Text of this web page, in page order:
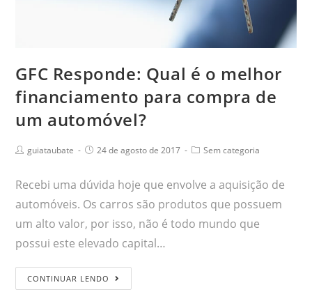
GFC Responde: Qual é o melhor
financiamento para compra de
um automóvel?
guiataubate 24 de agosto de 2017 Sem categoria
Recebi uma dúvida hoje que envolve a aquisição de
automóveis. Os carros são produtos que possuem
um alto valor, por isso, não é todo mundo que
possui este elevado capital…
CONTINUAR LENDO